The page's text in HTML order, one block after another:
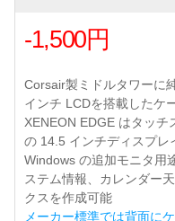
-1,500円
Corsair製ミドルタワーに
インチ LCDを搭載したケ
XENEON EDGE はタッ
の 14.5 インチディスプレ
Windows の追加モニタ用
ステム情報、カレンダー
クスを作成可能
メーカー標準では背面に